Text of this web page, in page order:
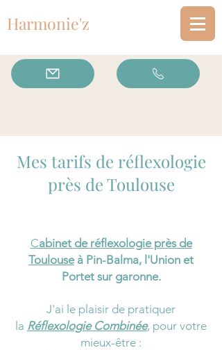
Harmonie'z
Mes tarifs de réflexologie
près de Toulouse
Cabinet de réflexologie près de
Toulouseà Pin-Balma, l'Union et
Portet sur garonne.
J'ai le plaisir de pratiquer
la Réflexologie Combinée, pour votre
mieux-être :